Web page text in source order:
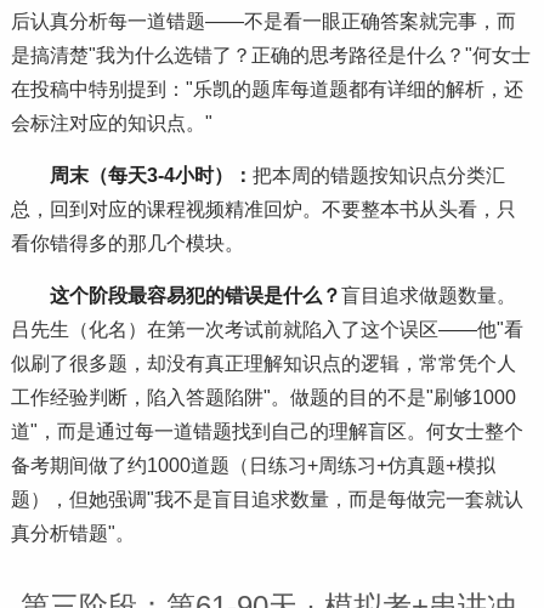
后认真分析每一道错题——不是看一眼正确答案就完事，而
是搞清楚"我为什么选错了？正确的思考路径是什么？"何女士
在投稿中特别提到："乐凯的题库每道题都有详细的解析，还
会标注对应的知识点。"
周末（每天3-4小时）： 把本周的错题按知识点分类汇
总，回到对应的课程视频精准回炉。不要整本书从头看，只
看你错得多的那几个模块。
这个阶段最容易犯的错误是什么？ 盲目追求做题数量。
吕先生（化名）在第一次考试前就陷入了这个误区——他"看
似刷了很多题，却没有真正理解知识点的逻辑，常常凭个人
工作经验判断，陷入答题陷阱"。做题的目的不是"刷够1000
道"，而是通过每一道错题找到自己的理解盲区。何女士整个
备考期间做了约1000道题（日练习+周练习+仿真题+模拟
题），但她强调"我不是盲目追求数量，而是每做完一套就认
真分析错题"。